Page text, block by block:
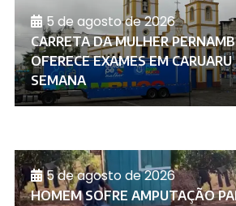
5 de agosto de 2026
CARRETA DA MULHER
OFERECE EXAMES EM
SEMANA
5 de agosto de 2026
HOMEM SOFRE AMPUTAÇÃO